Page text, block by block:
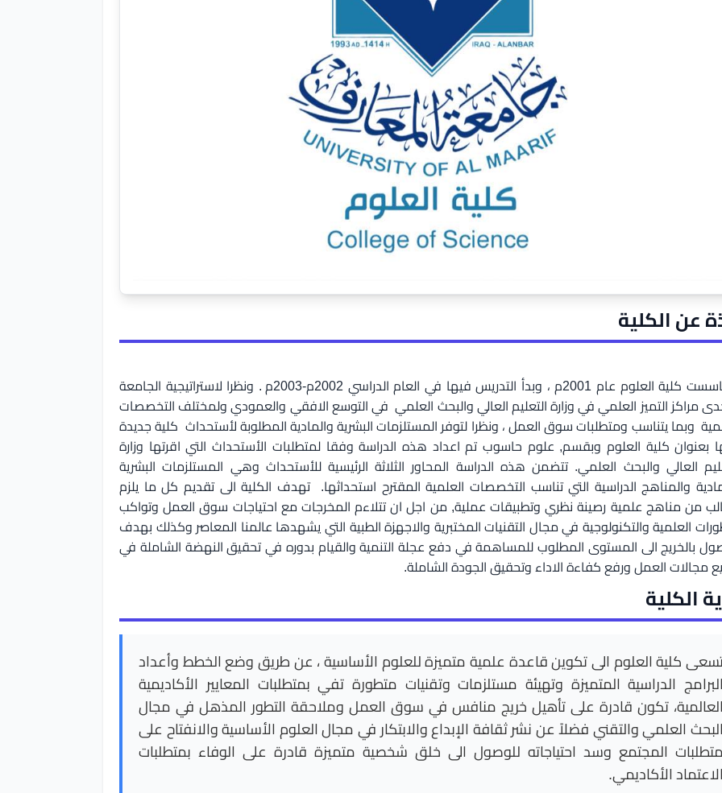
عن الكلية
تاسست كلية العلوم عام 2001م ، وبدأ التدريس فيها في العام الدراسي 2002م-2003م . ونظرا لاستراتيجية الجامعة
مراكز التميز العلمي في وزارة التعليم العالي والبحث العلمي في التوسع الافقي والعمودي ولمختلف التخصصات
وبما يتناسب ومتطلبات سوق العمل ، ونظرا لتوفر المستلزمات البشرية والمادية المطلوبة لأستحداث كلية جديدة
بعنوان كلية العلوم وبقسم, علوم حاسوب تم اعداد هذه الدراسة وفقا لمتطلبات الأستحداث التي اقرتها وزارة
العالي والبحث العلمي. تتضمن هذه الدراسة المحاور الثلاثة الرئيسية للأستحداث وهي المستلزمات البشرية
والمناهج الدراسية التي تناسب التخصصات العلمية المقترح استحداثها. تهدف الكلية الى تقديم كل ما يلزم
من مناهج علمية رصينة نظري وتطبيقات عملية, من اجل ان تتلاءم المخرجات مع احتياجات سوق العمل وتواكب
العلمية والتكنولوجية في مجال التقنيات المختبرية والاجهزة الطبية التي يشهدها عالمنا المعاصر وكذلك بهدف
بالخريج الى المستوى المطلوب للمساهمة في دفع عجلة التنمية والقيام بدوره في تحقيق النهضة الشاملة في
مجالات العمل ورفع كفاءة الاداء وتحقيق الجودة الشاملة.
الكلية
كلية العلوم الى تكوين قاعدة علمية متميزة للعلوم الأساسية ، عن طريق وضع الخطط وأعداد
الدراسية المتميزة وتهيئة مستلزمات وتقنيات متطورة تفي بمتطلبات المعايير الأكاديمية
تكون قادرة على تأهيل خريج منافس في سوق العمل وملاحقة التطور المذهل في مجال
العلمي والتقني فضلاً عن نشر ثقافة الإبداع والابتكار في مجال العلوم الأساسية والانفتاح على
المجتمع وسد احتياجاته للوصول الى خلق شخصية متميزة قادرة على الوفاء بمتطلبات
الأكاديمي.